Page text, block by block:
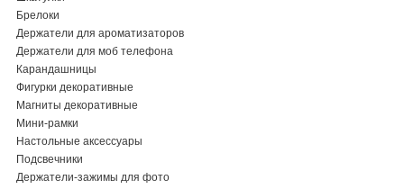
Брелоки
Держатели для ароматизаторов
Держатели для моб телефона
Карандашницы
Фигурки декоративные
Магниты декоративные
Мини-рамки
Настольные аксессуары
Подсвечники
Держатели-зажимы для фото